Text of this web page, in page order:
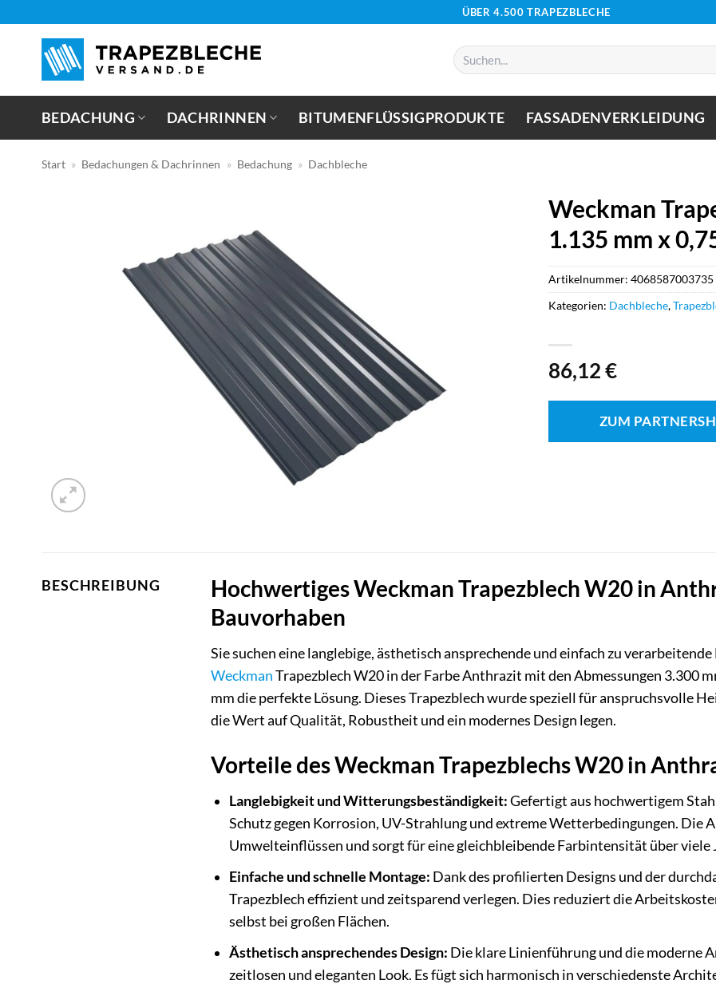
springen
ÜBER 4.500 TRAPEZBLECHE
Suchen
nach:
BEDACHUNG DACHRINNEN BITUMENFLÜSSIGPRODUKTE FASSADENVERKLEIDUNG
Start » Bedachungen & Dachrinnen » Bedachung » Dachbleche
Weckman
1.135 mm x
86,12€
ZUM
Artikelnummer: 4068587003735
Kategorien: Dachbleche,
BESCHREIBUNG
Hochwertiges Weckman Trapezblech W20 in
Bauvorhaben
Sie suchen eine langlebige, ästhetisch ansprechende und einfach zu verarbeitende
WeckmanTrapezblech W20 in der Farbe Anthrazit mit den Abmessungen 3.300
mm die perfekte Lösung. Dieses Trapezblech wurde speziell für anspruchsvolle
die Wert auf Qualität, Robustheit und ein modernes Design legen.
Vorteile des Weckman Trapezblechs W20 in
Langlebigkeit und Witterungsbeständigkeit:Gefertigt aus hochwertigem
Schutz gegen Korrosion, UV-Strahlung und extreme Wetterbedingungen.
Umwelteinflüssen und sorgt für eine gleichbleibende Farbintensität über viele
Einfache und schnelle Montage: Dank des profilierten Designs und der
Trapezblech effizient und zeitsparend verlegen. Dies reduziert die
selbst bei großen Flächen.
Ästhetisch ansprechendes Design: Die klare Linienführung und die moderne
zeitlosen und eleganten Look. Es fügt sich harmonisch in verschiedenste